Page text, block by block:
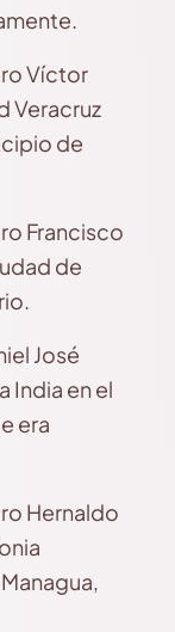
Víctor
Veracruz
de
Francisco
de
José
India en el
era
Hernaldo